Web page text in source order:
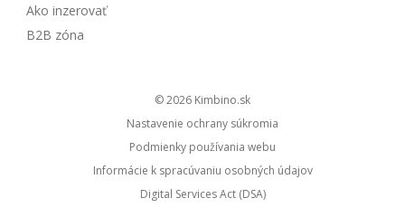
Ako inzerovať
B2B zóna
© 2026
kimbino.sk
Nastavenie ochrany súkromia
Podmienky používania webu
Informácie k spracúvaniu osobných údajov
Digital Services Act (DSA)